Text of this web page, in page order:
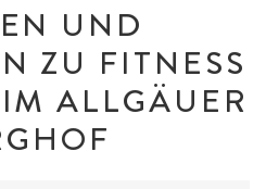
UND
ZU FITNESS
ALLGÄUER